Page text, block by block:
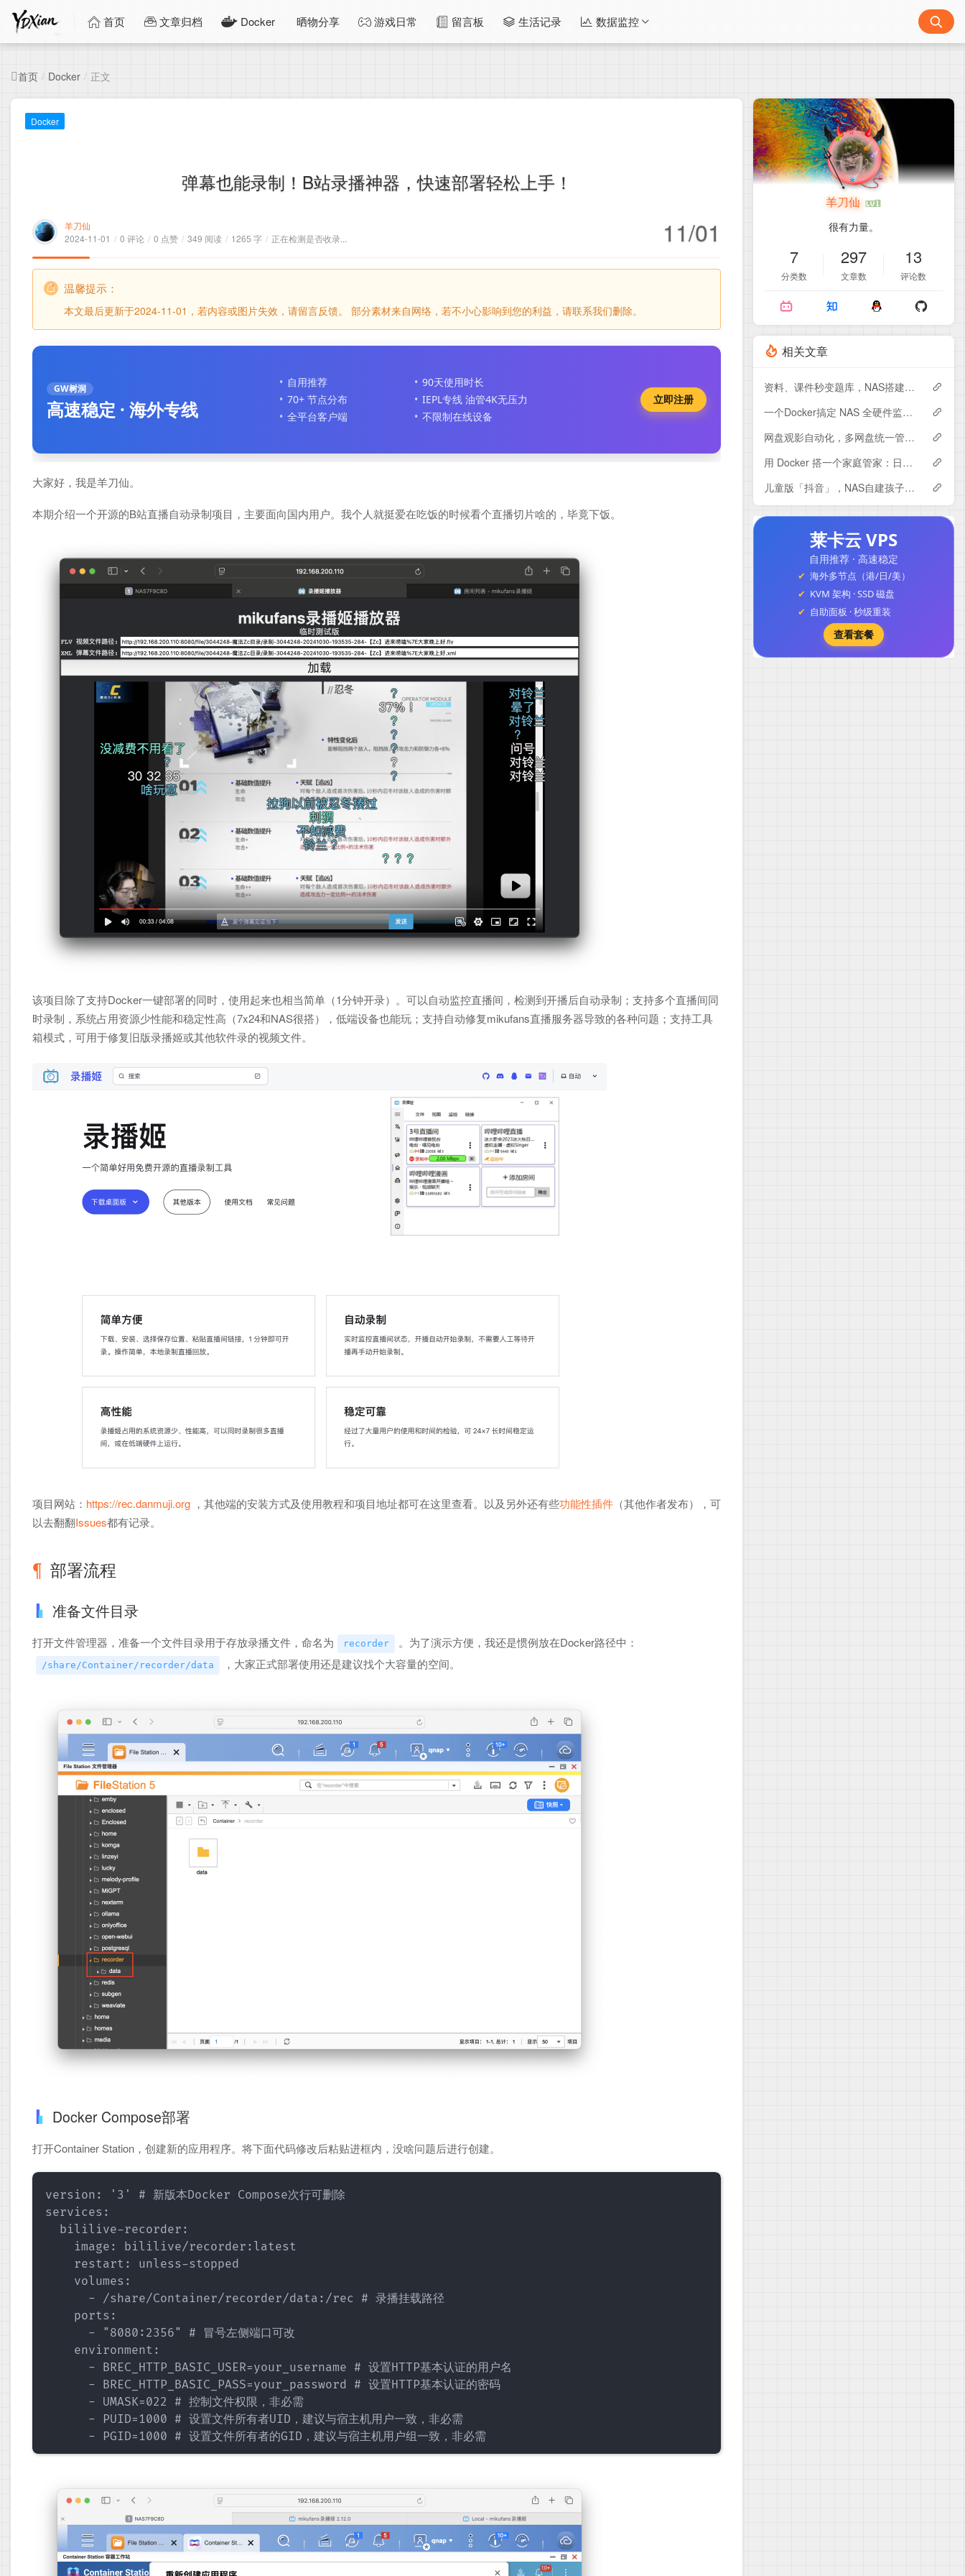
首页 文章归档 Docker 晒物分享 游戏日常 留言板 生活记录 数据监控
首页 / Docker / 正文
Docker
弹幕也能录制！B站录播神器，快速部署轻松上手！
羊刀仙
2024-11-01 / 0 评论 / 0 点赞 / 349 阅读 / 1265 字 / 正在检测是否收录... 11/01
温馨提示：
本文最后更新于2024-11-01，若内容或图片失效，请留言反馈。 部分素材来自网络，若不小心影响到您的利益，请联系我们删除。
GW树洞
高速稳定 · 海外专线
自用推荐
90天使用时长
70+ 节点分布
IEPL专线 油管4K无压力
全平台客户端
不限制在线设备
立即注册
大家好，我是羊刀仙。
本期介绍一个开源的B站直播自动录制项目，主要面向国内用户。我个人就挺爱在吃饭的时候看个直播切片啥的，毕竟下饭。
该项目除了支持Docker一键部署的同时，使用起来也相当简单（1分钟开录）。可以自动监控直播间，检测到开播后自动录制；支持多个直播间同
时录制，系统占用资源少性能和稳定性高（7x24和NAS很搭），低端设备也能玩；支持自动修复mikufans直播服务器导致的各种问题；支持工具
箱模式，可用于修复旧版录播姬或其他软件录的视频文件。
项目网站： https://rec.danmuji.org ，其他端的安装方式及使用教程和项目地址都可在这里查看。以及另外还有些功能性插件 （其他作者发布），可
以去翻翻Issues都有记录。
部署流程
准备文件目录
打开文件管理器，准备一个文件目录用于存放录播文件，命名为 recorder 。为了演示方便，我还是惯例放在Docker路径中：
/share/Container/recorder/data ，大家正式部署使用还是建议找个大容量的空间。
Docker Compose部署
打开Container Station，创建新的应用程序。将下面代码修改后粘贴进框内，没啥问题后进行创建。
version: '3' # 新版本Docker Compose次行可删除
services:
  bililive-recorder:
    image: bililive/recorder:latest
    restart: unless-stopped
    volumes:
      - /share/Container/recorder/data:/rec # 录播挂载路径
    ports:
      - "8080:2356" # 冒号左侧端口可改
    environment:
      - BREC_HTTP_BASIC_USER=your_username # 设置HTTP基本认证的用户名
      - BREC_HTTP_BASIC_PASS=your_password # 设置HTTP基本认证的密码
      - UMASK=022 # 控制文件权限，非必需
      - PUID=1000 # 设置文件所有者UID，建议与宿主机用户一致，非必需
羊刀仙
很有力量。
7
分类数
297
文章数
13
评论数
相关文章
资料、课件秒变题库，NAS搭建专属AI刷题系统Exameow
一个Docker搞定 NAS 全硬件监控：CPU、硬盘、显卡专业监控大屏～
网盘观影自动化，多网盘统一管理！NAS部署LitePan，联动Emby打造私人影音库
用 Docker 搭一个家庭管家：日程、账单、任务全都能管，Yuvomi使用与搭建
儿童版「抖音」，NAS自建孩子专属的短视频平台，保驾护航。
莱卡云 VPS
自用推荐 · 高速稳定
海外多节点（港/日/美）
KVM 架构 · SSD 磁盘
自助面板 · 秒级重装
查看套餐